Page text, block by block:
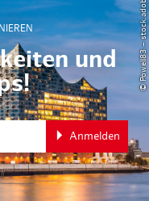
und
Anmelden
© Powell83 – stock.adobe.com